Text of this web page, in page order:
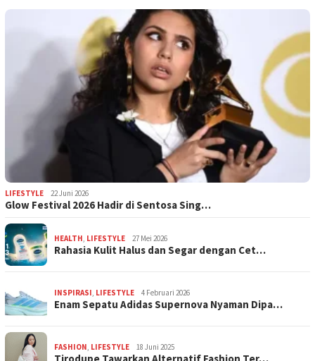
LIFESTYLE 22 Juni 2026
Glow Festival 2026 Hadir di Sentosa Sing…
HEALTH LIFESTYLE 27 Mei 2026
Rahasia Kulit Halus dan Segar dengan Cet…
INSPIRASI LIFESTYLE 4 Februari 2026
Enam Sepatu Adidas Supernova Nyaman Dipa…
FASHION LIFESTYLE 18 Juni 2025